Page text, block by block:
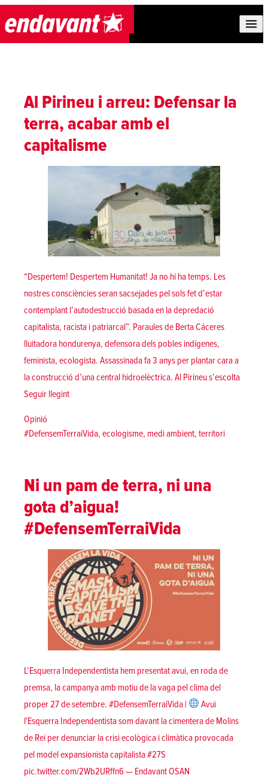
Skip to content
Al Pirineu i arreu: Defensar la
terra, acabar amb el
capitalisme
“Despertem! Despertem Humanitat! Ja no hi ha temps. Les
nostres consciències seran sacsejades pel sols fet d’estar
contemplant l’autodestrucció basada en la depredació
capitalista, racista i patriarcal”. Paraules de Berta Cáceres
lluitadora hondurenya, defensora dels pobles indígenes,
feminista, ecologista. Assassinada fa 3 anys per plantar cara a
la construcció d’una central hidroelèctrica. Al Pirineu s’escolta
Seguir llegint«Al Pirineu i arreu: Defensar la terra, acabar amb el
Posted in
Opinió
Tags:
#DefensemTerraiVida, ecologisme, medi ambient, territori
Ni un pam de terra, ni una
gota d’aigua!
#DefensemTerraiVida
L’Esquerra Independentista hem presentat avui, en roda de
premsa, la campanya amb motiu de la vaga pel clima del
proper 27 de setembre. #DefensemTerraiVida |
Avui
l'Esquerra Independentista som davant la cimentera de Molins
de Rei per denunciar la crisi ecològica i climàtica provocada
pel model expansionista capitalista #27S
pic.twitter.com/2Wb2URffn6 — Endavant OSAN